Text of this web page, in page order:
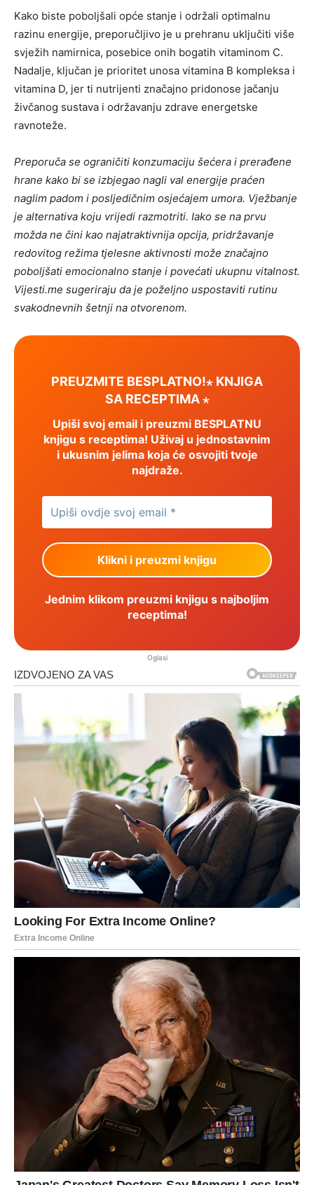
Kako biste poboljšali opće stanje i održali optimalnu
razinu energije, preporučljivo je u prehranu uključiti više
svježih namirnica, posebice onih bogatih vitaminom C.
Nadalje, ključan je prioritet unosa vitamina B kompleksa i
vitamina D, jer ti nutrijenti značajno pridonose jačanju
živčanog sustava i održavanju zdrave energetske
ravnoteže.
Preporuča se ograničiti konzumaciju šećera i prerađene
hrane kako bi se izbjegao nagli val energije praćen
naglim padom i posljedičnim osjećajem umora. Vježbanje
je alternativa koju vrijedi razmotriti. Iako se na prvu
možda ne čini kao najatraktivnija opcija, pridržavanje
redovitog režima tjelesne aktivnosti može značajno
poboljšati emocionalno stanje i povećati ukupnu vitalnost.
Vijesti.me sugeriraju da je poželjno uspostaviti rutinu
svakodnevnih šetnji na otvorenom.
PREUZMITE BESPLATNO!⋆ KNJIGA
SA RECEPTIMA ⋆
Upiši svoj email i preuzmi BESPLATNU
knjigu s receptima! Uživaj u jednostavnim
i ukusnim jelima koja će osvojiti tvoje
najdraže.
Jednim klikom preuzmi knjigu s najboljim
receptima!
Oglasi